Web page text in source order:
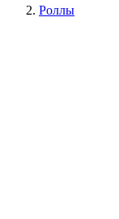
Роллы